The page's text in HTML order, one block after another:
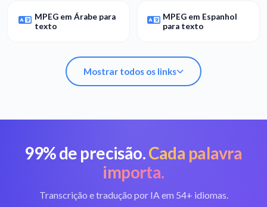
MPEG em Árabe para
texto
MPEG em Espanhol
para texto
Mostrar todos os links
Converter MPEG em
texto
Melhor conversor de
MPEG
Software de
transcrição em
Transcrever
99% de precisão.Cada palavra
importa.
Transcrição e tradução por IA em 54+ idiomas.